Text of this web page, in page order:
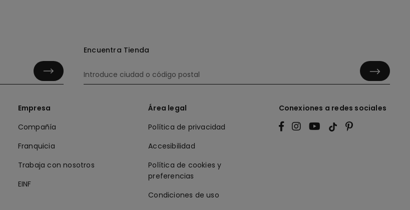
Encuentra Tienda
Empresa
Compañía
Franquicia
Trabaja con nosotros
EINF
Área legal
Política de privacidad
Accesibilidad
Política de cookies y
preferencias
Condiciones de uso
Conexiones a redes sociales